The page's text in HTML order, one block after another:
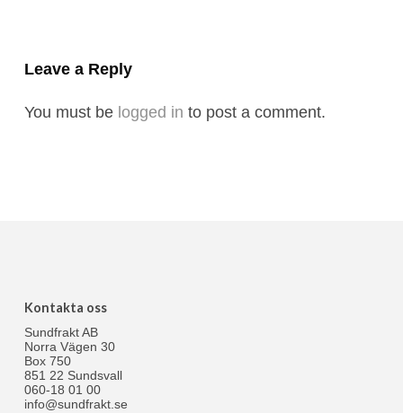
Leave a Reply
You must be logged in to post a comment.
Kontakta oss
Sundfrakt AB
Norra Vägen 30
Box 750
851 22 Sundsvall
060-18 01 00
info@sundfrakt.se